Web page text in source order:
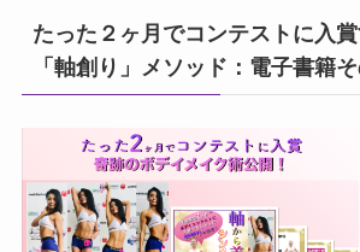
たった２ヶ月でコンテストに入賞
「軸創り」メソッド：電子書籍